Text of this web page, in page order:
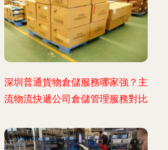
深圳普通貨物倉儲服務哪家強？主
流物流快遞公司倉儲管理服務對比